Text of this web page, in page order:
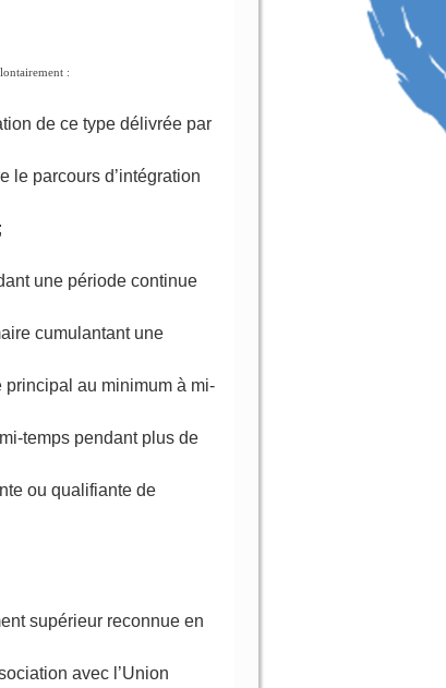
:
de ce type délivrée par
le parcours d’intégration
une période continue
cumulantant une
principal au minimum à mi-
temps pendant plus de
ou qualifiante de
supérieur reconnue en
avec l’Union